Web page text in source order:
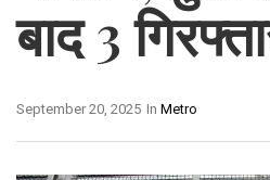
बाद 3
In Metro
September 20, 2025